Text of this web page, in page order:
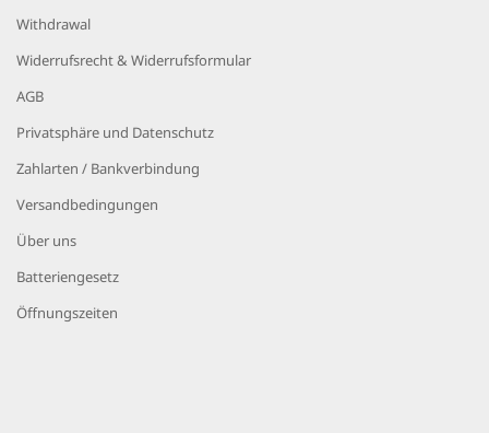
Withdrawal
Widerrufsrecht & Widerrufsformular
AGB
Privatsphäre und Datenschutz
Zahlarten / Bankverbindung
Versandbedingungen
Über uns
Batteriengesetz
Öffnungszeiten